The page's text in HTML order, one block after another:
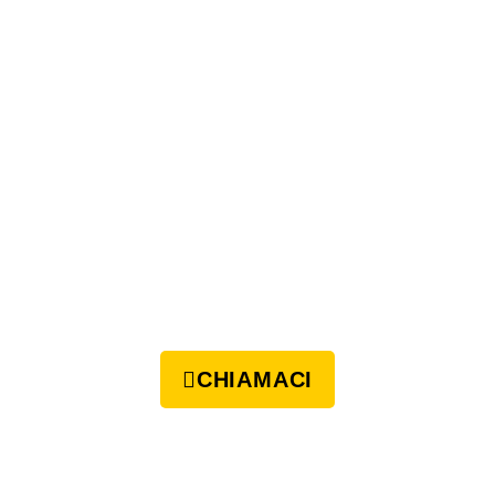
CHIAMACI